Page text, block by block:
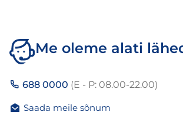
Me oleme alati
688 0000 (E - P: 08.00-22.00)
Saada meile sõnum